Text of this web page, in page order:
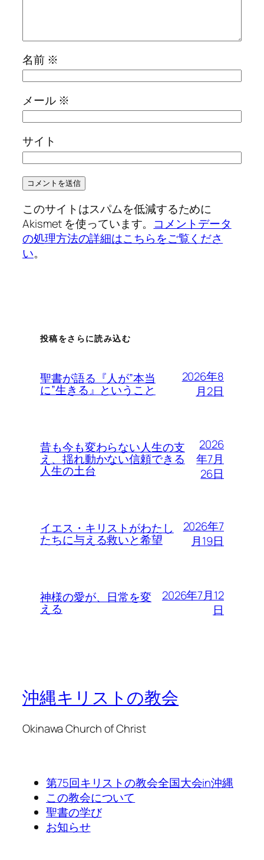
名前 ※
メール ※
サイト
このサイトはスパムを低減するために
Akismet を使っています。 コメントデータ
の処理方法の詳細はこちらをご覧くださ
い。
投稿をさらに読み込む
聖書が語る『人が”本当
に”生きる』ということ
2026年8
月2日
昔も今も変わらない人生の支
え、揺れ動かない信頼できる
人生の土台
2026
年7月
26日
イエス・キリストがわたし
たちに与える救いと希望
2026年7
月19日
神様の愛が、日常を変
える
2026年7月12
日
沖縄キリストの教会
Okinawa Church of Christ
第75回キリストの教会全国大会in沖縄
この教会について
聖書の学び
お知らせ